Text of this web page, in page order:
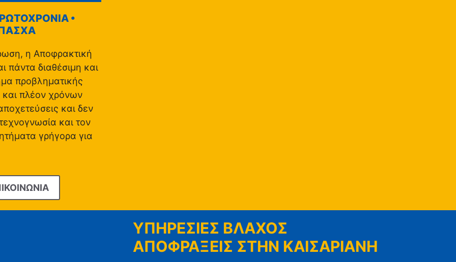
•
η Αποφρακτική
πάντα διαθέσιμη και
προβληματικής
πλέον χρόνων
και δεν
και τον
γρήγορα για
ΥΠΗΡΕΣΙΕΣ ΒΛΑΧΟΣ
ΑΠΟΦΡΑΞΕΙΣ ΣΤΗΝ ΚΑΙΣΑΡΙΑΝΗ